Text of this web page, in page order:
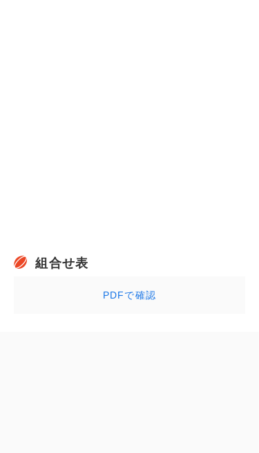
組合せ表
PDFで確認